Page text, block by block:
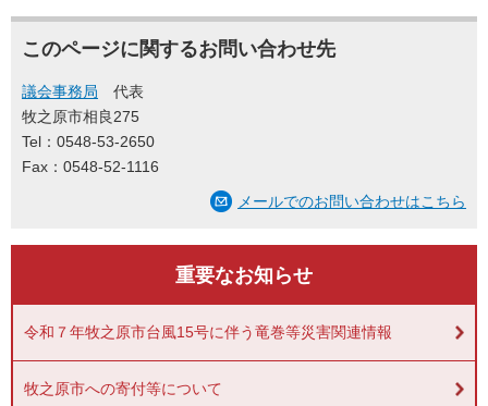
このページに関するお問い合わせ先
議会事務局
代表
牧之原市相良275
Tel：0548-53-2650
Fax：0548-52-1116
メールでのお問い合わせはこちら
重要なお知らせ
令和７年牧之原市台風15号に伴う竜巻等災害関連情報
牧之原市への寄付等について